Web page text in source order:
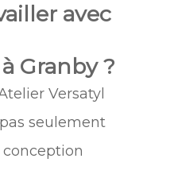
avec
Granby ?
Versatyl
seulement